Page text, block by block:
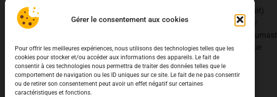
Gérer le consentement aux cookies
Pour offrir les meilleures expériences, nous utilisons des technologies telles que les
cookies pour stocker et/ou accéder aux informations des appareils. Le fait de
consentir à ces technologies nous permettra de traiter des données telles que le
comportement de navigation ou les ID uniques sur ce site. Le fait de ne pas consentir
ou de retirer son consentement peut avoir un effet négatif sur certaines
caractéristiques et fonctions.
(gratuit)
contact@adcfrance.fr
3-5 Rue Guerrier de Dumast
54000 Nancy – France